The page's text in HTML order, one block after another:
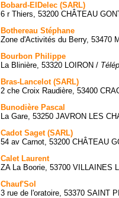
Bobard-EIDelec (SARL)
6 r Thiers, 53200 CHÂTEAU
Bothereau Stéphane
Zone d'Activités du Berry, 53470
Bourbon Philippe
La Blinière, 53320 LOIRON /
Bras-Lancelot (SARL)
2 che Croix Raudière, 53400
Bunodière Pascal
La Gare, 53250 JAVRON LES
Cadot Saget (SARL)
54 av Carnot, 53200 CHÂTEAU
Calet Laurent
ZA La Boorie, 53700 VILLAINES
Chauf'Sol
3 rue de l'oratoire, 53370 SAINT